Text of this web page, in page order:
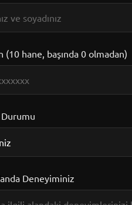
(10 hane, başında 0 olmadan)
Deneyiminiz